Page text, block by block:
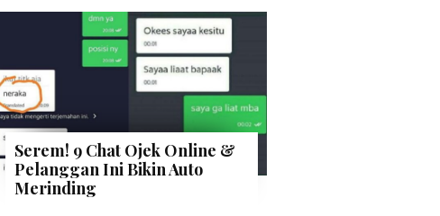
Serem! 9 Chat Ojek Online &
Pelanggan Ini Bikin Auto
Merinding